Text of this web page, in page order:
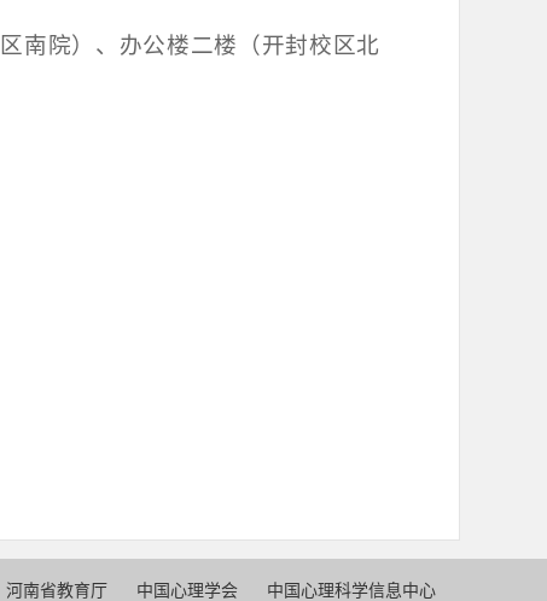
南院）、办公楼二楼（开封校区北
河南省教育厅 中国心理学会 中国心理科学信息中心